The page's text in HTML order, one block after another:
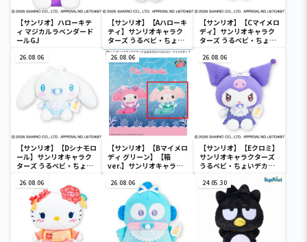
【サンリオ】ハローキテ
ィ マジカルラベンダード
ールGJ
【サンリオ】【Aハローキ
ティ】サンリオキャラク
ターズ うるベビ・ちょい
デカドール
【サンリオ】【Cマイメロ
ディ】サンリオキャラク
ターズ うるベビ・ちょい
26.08.06
【サンリオ】【Dシナモロ
ール】サンリオキャラク
ターズ うるベビ・ちょい
26.08.06
【サンリオ】【Bマイメロ
ディ グリーン】【箱
ver.】サンリオキャラク
SOFVIMATES～マイメロ
ディ マーメイドver. ～
26.08.06
【サンリオ】【Eクロミ】
サンリオキャラクターズ
うるベビ・ちょいデカド
26.08.06 26.08.06 24.05.30